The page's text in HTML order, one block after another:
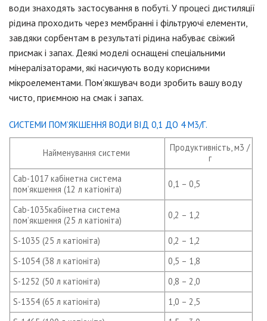
води знаходять застосування в побуті. У процесі дистиляції
рідина проходить через мембранні і фільтруючі елементи,
завдяки сорбентам в результаті рідина набуває свіжий
присмак і запах. Деякі моделі оснащені спеціальними
мінералізаторами, які насичують воду корисними
мікроелементами. Пом’якшувач води зробить вашу воду
чисто, приємною на смак і запах.
СИСТЕМИ ПОМ’ЯКШЕННЯ ВОДИ ВІД 0,1 ДО 4 М3/Г.
Найменування системи
Продуктивність, м3 /
г
Cab-1017 кабінетна система
пом’якшення (12 л катiонiта)
0,1 – 0,5
Cab-1035кабінетна система
пом’якшення (25 л катiонiта)
0,2 – 1,2
S-1035 (25 л катiонiта)
0,2 – 1,2
S-1054 (38 л катiонiта)
0,5 – 1,8
S-1252 (50 л катiонiта)
0,8 – 2,0
S-1354 (65 л катiонiта)
1,0 – 2,5